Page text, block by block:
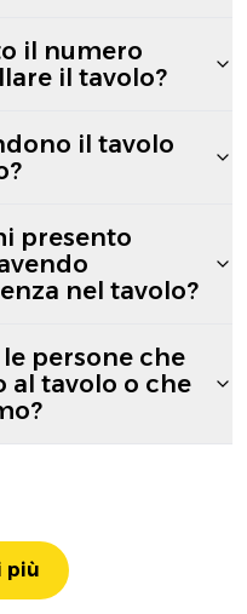
il numero
il tavolo?
il tavolo
presento
nel tavolo?
persone che
al tavolo o che
più